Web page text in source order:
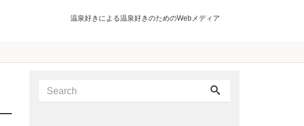
温泉好きによる温泉好きのためのWebメディア